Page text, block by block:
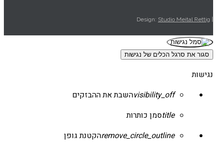
| Design:
Studio Meital Rettig
סגור את סרגל הכלים של נגישות
נגישות
visibility_offהשבת את ההבזקים
titleסמן כותרות
remove_circle_outlineהקטנת גופן